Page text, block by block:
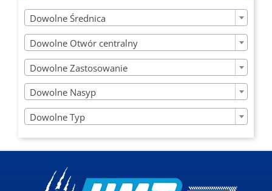
Dowolne Średnica
Dowolne Otwór centralny
Dowolne Zastosowanie
Dowolne Nasyp
Dowolne Typ